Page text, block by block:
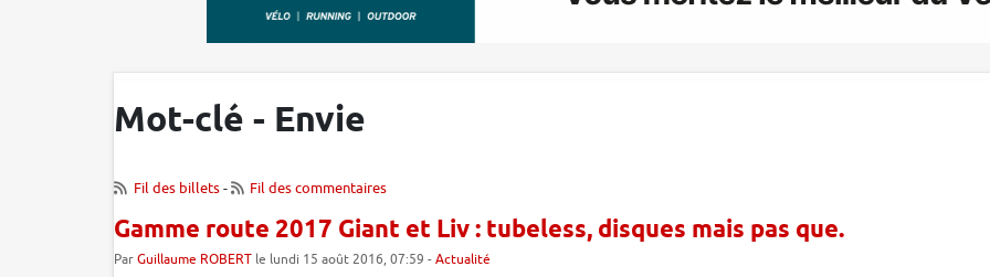
Mot-clé - Envie
Fil des billets- Fil des commentaires
Gamme route 2017 Giant et Liv : tubeless, disques mais pas que.
Par Guillaume ROBERT le lundi 15 août 2016, 07:59 - Actualité